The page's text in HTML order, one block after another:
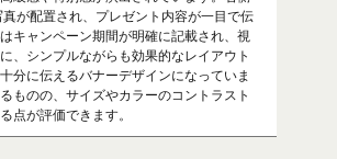
が配置され、プレゼント内容が一目で伝
キャンペーン期間が明確に記載され、視
、シンプルながらも効果的なレイアウト
分に伝えるバナーデザインになっていま
ものの、サイズやカラーのコントラスト
点が評価できます。